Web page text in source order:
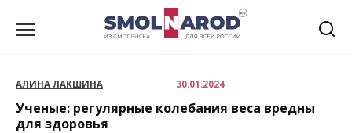
АЛИНА ЛАКШИНА 30.01.2024
Ученые: регулярные колебания веса вредны
для здоровья